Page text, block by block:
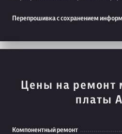
Перепрошивка с сохранением
Цены на ремонт
платы
Компонентный ремонт